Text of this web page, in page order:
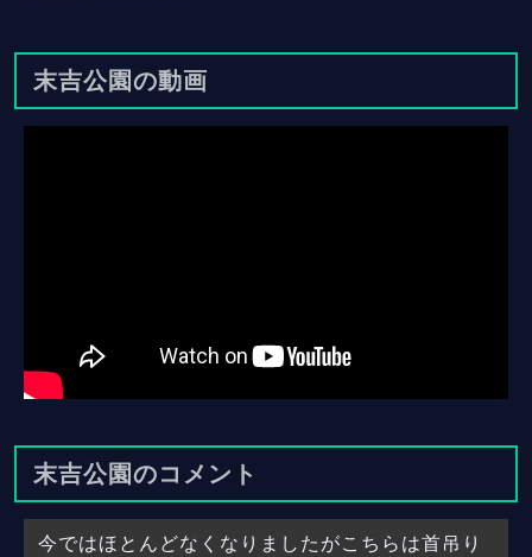
末吉公園の動画
末吉公園のコメント
今ではほとんどなくなりましたがこちらは首吊り